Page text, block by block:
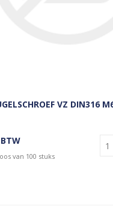
VZ DIN316
van 100 stuks